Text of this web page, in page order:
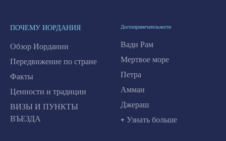
ПОЧЕМУ ИОРДАНИЯ
Обзор Иордании
Передвижение по стране
Факты
Ценности и традиции
ВИЗЫ И ПУНКТЫ
ВЪЕЗДА
Достопримечательности
Вади Рам
Мертвое море
Петра
Амман
Джераш
+ Узнать больше